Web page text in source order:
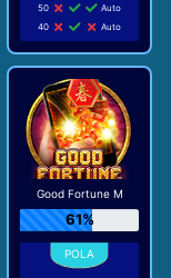
50
Auto
40
Auto
Good Fortune M
61%